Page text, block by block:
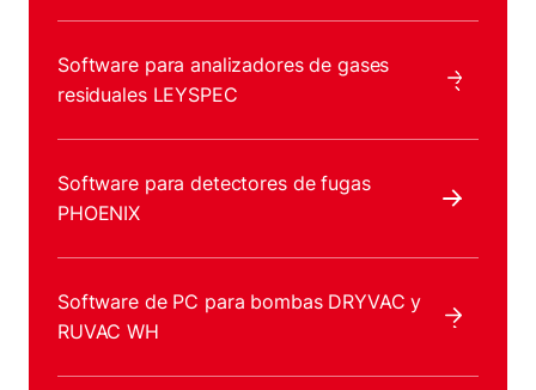
Software para analizadores de gases
residuales LEYSPEC
Software para detectores de fugas
PHOENIX
Software de PC para bombas DRYVAC y
RUVAC WH